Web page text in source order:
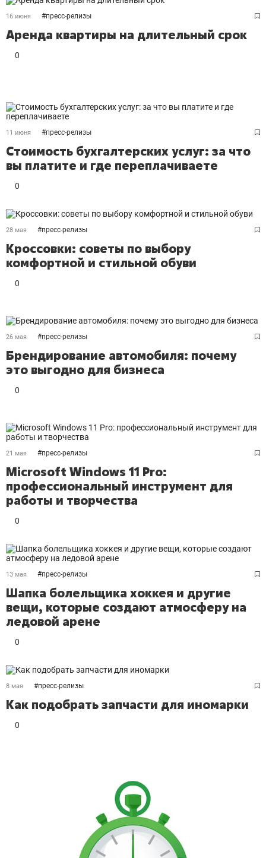
16 июня #пресс-релизы
Аренда квартиры на длительный срок
0
11 июня #пресс-релизы
Стоимость бухгалтерских услуг: за что
вы платите и где переплачиваете
0
28 мая #пресс-релизы
Кроссовки: советы по выбору
комфортной и стильной обуви
0
26 мая #пресс-релизы
Брендирование автомобиля: почему
это выгодно для бизнеса
0
21 мая #пресс-релизы
Microsoft Windows 11 Pro:
профессиональный инструмент для
работы и творчества
0
13 мая #пресс-релизы
Шапка болельщика хоккея и другие
вещи, которые создают атмосферу на
ледовой арене
0
8 мая #пресс-релизы
Как подобрать запчасти для иномарки
0